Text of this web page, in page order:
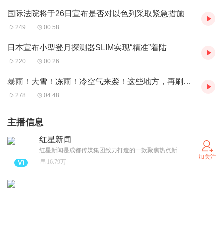
仅号召力不如剧版的两位主演，表演看起来也比剧版轻浅、
生涩。
水平也在不断提升。作为一部2024年上映的电影，影版
镜，遭到观众差评也是自然而然。
面对惨淡至极的票房，导演公开向制片人和电影团队致歉，
网友对于导演的道歉、制片人的创作辛苦谈无感。
一方面，导演固然应该向制片人、向合作伙伴道歉，但更应
被电影的糟糕质量狠狠伤害了的观众道歉。电影最终直面的
国际法院将于26日宣布是否对以色列采取紧急措施
249 00:58
日本宣布小型登月探测器SLIM实现“精准”着陆
220 00:26
暴雨！大雪！冻雨！冷空气来袭！这些地方，再刷今冬气温新低！气象专家提醒
278 04:48
主播信息
红星新闻
红星新闻是成都传媒集团致力打造的一款聚焦热点新闻的主流新兴媒体，这里是真相与思想的交汇之地。 这里聚集了中国优秀的调查新闻记者，拥有真知灼见的评论员；国内国际有价值的新闻，红星新闻都会冲在第一线。
16.79万
加关注